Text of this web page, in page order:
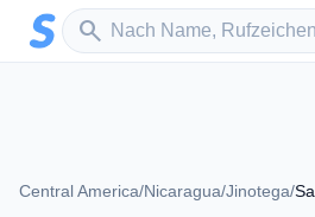
Zum Hauptinhalt springen
search
Sender suchen
Central America/Nicaragua/Jinotega/